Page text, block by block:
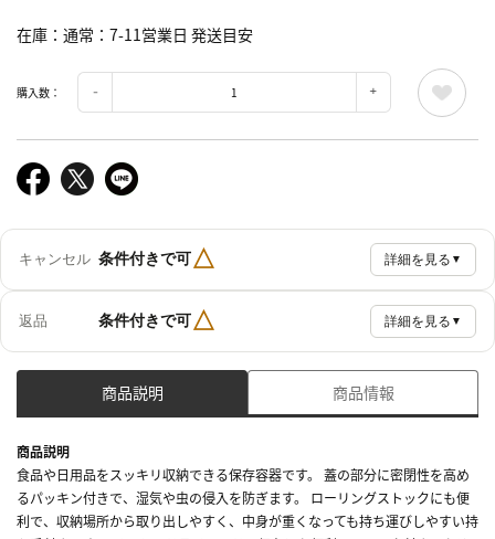
在庫 通常：7-11営業日 発送目安
購入数：
キャンセル 条件付きで可△ 詳細を見る ▼
返品 条件付きで可△ 詳細を見る ▼
商品説明 商品情報
商品説明
食品や日用品をスッキリ収納できる保存容器です。 蓋の部分に密閉性を高め
るパッキン付きで、湿気や虫の侵入を防ぎます。 ローリングストックにも便
利で、収納場所から取り出しやすく、中身が重くなっても持ち運びしやすい持